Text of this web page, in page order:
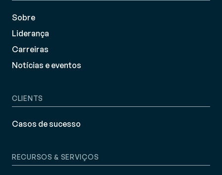
Sobre
Liderança
Carreiras
Notícias e eventos
CLIENTS
Casos de sucesso
RECURSOS & SERVIÇOS